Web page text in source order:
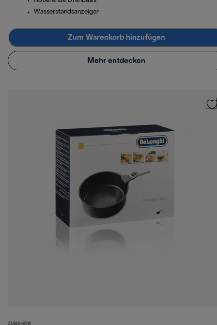
Wasserstandsanzeiger
Zum Warenkorb hinzufügen
Mehr entdecken
ZUBEHÖR